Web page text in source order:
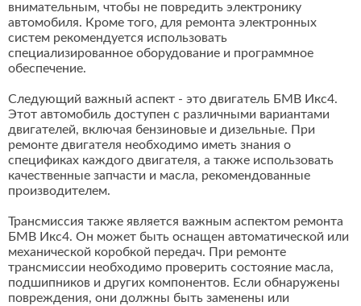
внимательным, чтобы не повредить электронику
автомобиля. Кроме того, для ремонта электронных
систем рекомендуется использовать
специализированное оборудование и программное
обеспечение.
Следующий важный аспект - это двигатель БМВ Икс4.
Этот автомобиль доступен с различными вариантами
двигателей, включая бензиновые и дизельные. При
ремонте двигателя необходимо иметь знания о
спецификах каждого двигателя, а также использовать
качественные запчасти и масла, рекомендованные
производителем.
Трансмиссия также является важным аспектом ремонта
БМВ Икс4. Он может быть оснащен автоматической или
механической коробкой передач. При ремонте
трансмиссии необходимо проверить состояние масла,
подшипников и других компонентов. Если обнаружены
повреждения, они должны быть заменены или